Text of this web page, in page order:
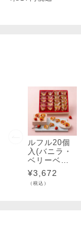
ルフル20個
入(バニラ・
ベリーベリ
ー)各10個入
¥3,672
（税込）